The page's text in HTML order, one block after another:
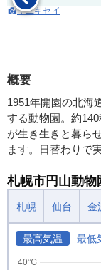
：ユキセイ
概要
1951年開園の北海
する動物園。約
が生き生きと暮ら
ます。日替わりで
札幌市円山動
札幌 仙台 金
最高気温 最低